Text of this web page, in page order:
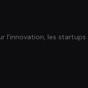
l'innovation, les startups